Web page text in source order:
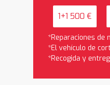
1+1 500 €
*Reparaciones de
*El vehículo de
*Recogida y